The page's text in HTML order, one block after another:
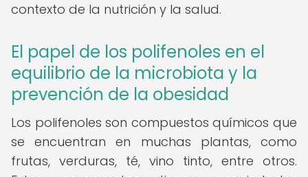
contexto de la nutrición y la salud.
El papel de los polifenoles en el
equilibrio de la microbiota y la
prevención de la obesidad
Los polifenoles son compuestos químicos que
se encuentran en muchas plantas, como
frutas, verduras, té, vino tinto, entre otros.